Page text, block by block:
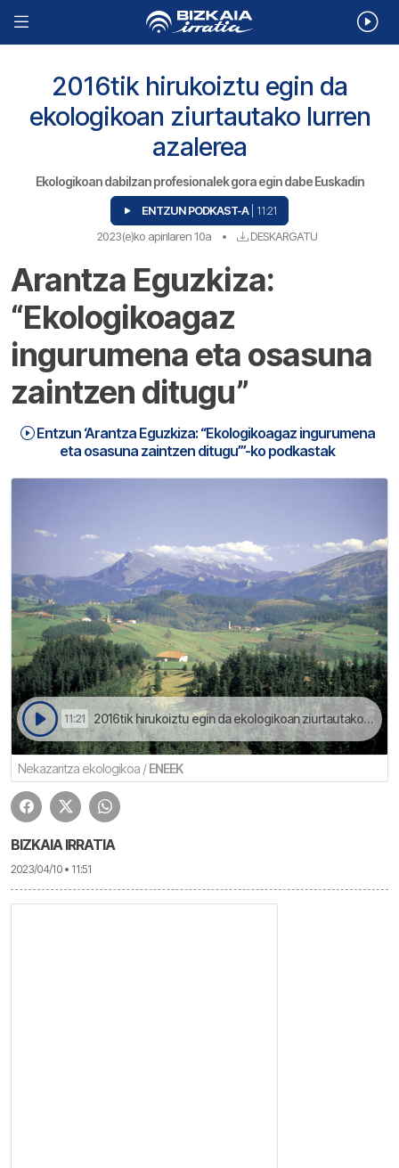
2016tik hirukoiztu egin da
ekologikoan ziurtautako lurren
azalerea
Ekologikoan dabilzan profesionalek gora egin dabe Euskadin
ENTZUN PODKAST-A | 11:21
2023(e)ko apirilaren 10a • DESKARGATU
Arantza Eguzkiza:
“Ekologikoagaz
ingurumena eta osasuna
zaintzen ditugu”
Entzun ‘Arantza Eguzkiza: “Ekologikoagaz ingurumena
eta osasuna zaintzen ditugu”’-ko podkastak
11:21 2016tik hirukoiztu egin da ekologikoan ziurtautako lurren azalerea | Arantza Eguzkiza: “Ekologikoagaz ingurumena eta osasuna zaintzen ditugu”
Nekazaritza ekologikoa / ENEEK
BIZKAIA IRRATIA
2023/04/10 • 11:51